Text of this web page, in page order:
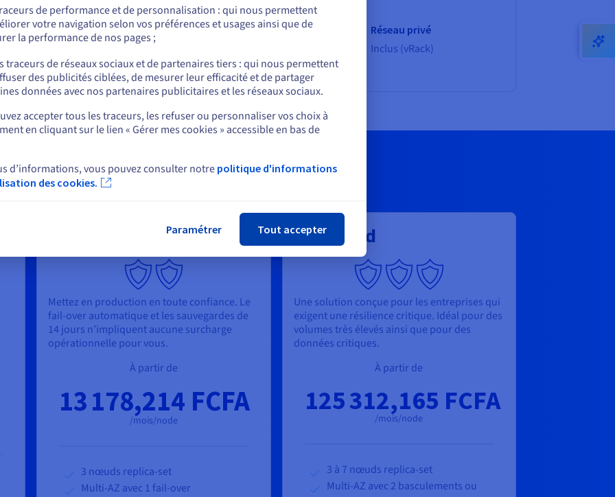
Chiffrement
interrogeable
Au repos. En transit. En
cours d’utilisation.
Accès aux nœuds replica-
En lecture seule
Réseau privé
Inclus (vRack)
Mettez en production en toute confiance. Le
fail-over automatique et les sauvegardes de
14 jours n’impliquent aucune surcharge
opérationnelle pour vous.
À partir de
13 178,214 FCFA
/mois/node
3 nœuds replica-set
Multi-AZ avec 1 fail-over
Advanced
Une solution conçue pour les entreprises qui
exigent une résilience critique. Idéal pour des
volumes très élevés ainsi que pour des
données critiques.
À partir de
125 312,165 FCFA
/mois/node
3 à 7 nœuds replica-set
Multi-AZ avec 2 basculements ou
us.ovhcloud.com/public-cloud Anglais USD - $
ou
sur le site actuel
un autre site web
de performance et de personnalisation : qui nous permettent
votre navigation selon vos préférences et usages ainsi que de
la performance de nos pages ;
traceurs de réseaux sociaux et de partenaires tiers : qui nous permettent
des publicités ciblées, de mesurer leur efficacité et de partager
données avec nos partenaires publicitaires et les réseaux sociaux.
accepter tous les traceurs, les refuser ou personnaliser vos choix à
en cliquant sur le lien « Gérer mes cookies » accessible en bas de
d’informations, vous pouvez consulter notre politique d'informations
des cookies.
Paramétrer Tout accepter